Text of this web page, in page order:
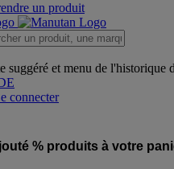
un produit
suggéré et menu de l'historique
connecter
% produits à votre